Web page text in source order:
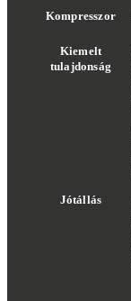
Kompresszor
Kiemelt
tulajdonság
Jótállás